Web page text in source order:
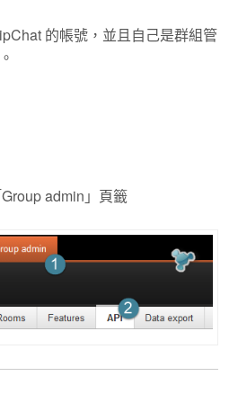
的帳號，並且自己是群組管
admin」頁籤